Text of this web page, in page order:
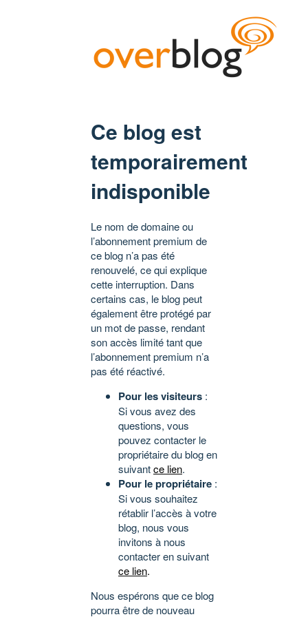
Ce blog est
temporairement
indisponible
Le nom de domaine ou
l’abonnement premium de
ce blog n’a pas été
renouvelé, ce qui explique
cette interruption. Dans
certains cas, le blog peut
également être protégé par
un mot de passe, rendant
son accès limité tant que
l’abonnement premium n’a
pas été réactivé.
Pour les visiteurs :
Si vous avez des
questions, vous
pouvez contacter le
propriétaire du blog en
suivantce lien.
Pour le propriétaire :
Si vous souhaitez
rétablir l’accès à votre
blog, nous vous
invitons à nous
contacter en suivant
ce lien.
Nous espérons que ce blog
pourra être de nouveau